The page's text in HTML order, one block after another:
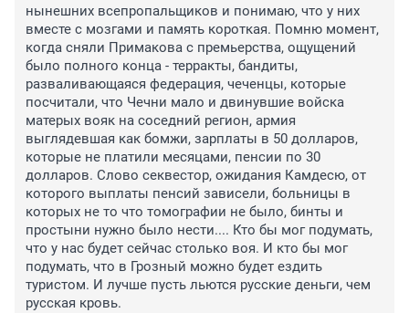
нынешних всепропальщиков и понимаю, что у них
вместе с мозгами и память короткая. Помню момент,
когда сняли Примакова с премьерства, ощущений
было полного конца - терракты, бандиты,
разваливающаяся федерация, чеченцы, которые
посчитали, что Чечни мало и двинувшие войска
матерых вояк на соседний регион, армия
выглядевшая как бомжи, зарплаты в 50 долларов,
которые не платили месяцами, пенсии по 30
долларов. Слово секвестор, ожидания Камдесю, от
которого выплаты пенсий зависели, больницы в
которых не то что томографии не было, бинты и
простыни нужно было нести.... Кто бы мог подумать,
что у нас будет сейчас столько воя. И кто бы мог
подумать, что в Грозный можно будет ездить
туристом. И лучше пусть льются русские деньги, чем
русская кровь.